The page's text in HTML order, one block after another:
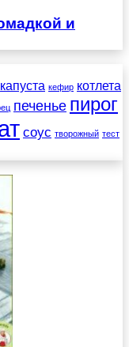
и
капуста кефир котлета
печенье пирог
соус творожный тест